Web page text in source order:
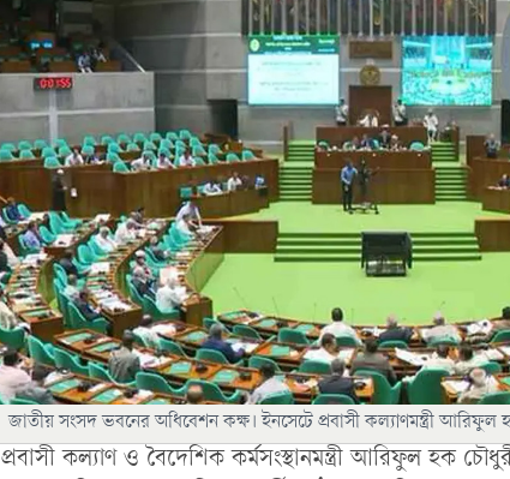
জাতীয় সংসদ ভবনের অধিবেশন কক্ষ। ইনসেটে প্রবাসী কল্যাণমন্ত্রী
প্রবাসী কল্যাণ ও বৈদেশিক কর্মসংস্থানমন্ত্রী আরিফুল হক